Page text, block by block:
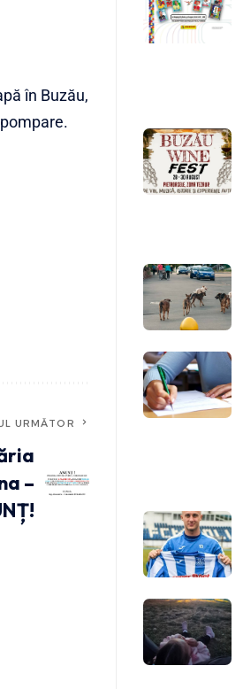
în Buzău,
URMĂTOR
–